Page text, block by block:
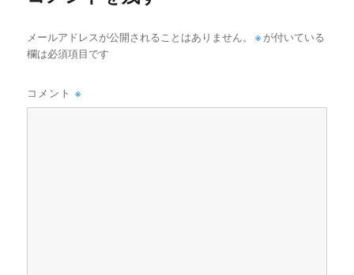
メールアドレスが公開されることはありません。 ※ が付いている
欄は必須項目です
コメント※